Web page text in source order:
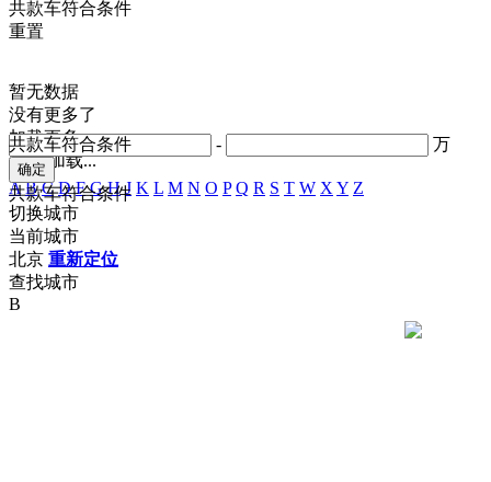
- 万
共款车符合条件
共款车符合条件
共款车符合条件
重置
暂无数据
没有更多了
加载更多
正在加载...
A B C D F G H J K L M N O P Q R S T W X Y Z
切换城市
当前城市
北京 重新定位
查找城市
B